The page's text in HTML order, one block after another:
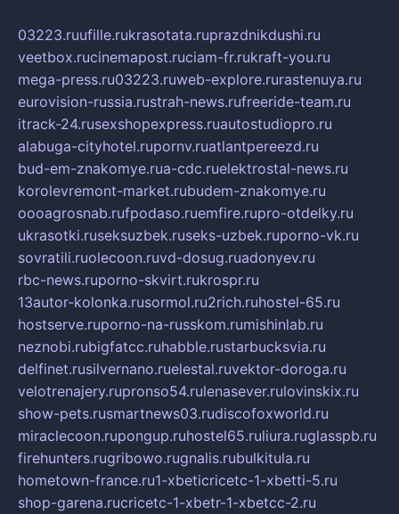
03223.ruufille.rukrasotata.ruprazdnikdushi.ru
veetbox.rucinemapost.ruciam-fr.rukraft-you.ru
mega-press.ru03223.ruweb-explore.rurastenuya.ru
eurovision-russia.rustrah-news.rufreeride-team.ru
itrack-24.rusexshopexpress.ruautostudiopro.ru
alabuga-cityhotel.rupornv.ruatlantpereezd.ru
bud-em-znakomye.rua-cdc.ruelektrostal-news.ru
korolevremont-market.rubudem-znakomye.ru
oooagrosnab.rufpodaso.ruemfire.rupro-otdelky.ru
ukrasotki.ruseksuzbek.ruseks-uzbek.ruporno-vk.ru
sovratili.ruolecoon.ruvd-dosug.ruadonyev.ru
rbc-news.ruporno-skvirt.rukrospr.ru
13autor-kolonka.rusormol.ru2rich.ruhostel-65.ru
hostserve.ruporno-na-russkom.rumishinlab.ru
neznobi.rubigfatcc.ruhabble.rustarbucksvia.ru
delfinet.rusilvernano.ruelestal.ruvektor-doroga.ru
velotrenajery.rupronso54.rulenasever.rulovinskix.ru
show-pets.rusmartnews03.rudiscofoxworld.ru
miraclecoon.rupongup.ruhostel65.ruliura.ruglasspb.ru
firehunters.rugribowo.rugnalis.rubulkitula.ru
hometown-france.ru1-xbeticricetc-1-xbetti-5.ru
shop-garena.rucricetc-1-xbetr-1-xbetcc-2.ru